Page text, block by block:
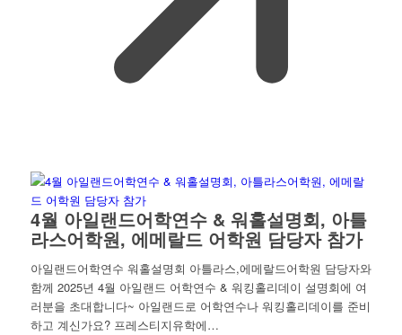
4월 아일랜드어학연수 & 워홀설명회, 아틀
라스어학원, 에메랄드 어학원 담당자 참가
아일랜드어학연수 워홀설명회 아틀라스,에메랄드어학원 담당자와
함께 2025년 4월 아일랜드 어학연수 & 워킹홀리데이 설명회에 여
러분을 초대합니다~ 아일랜드로 어학연수나 워킹홀리데이를 준비
하고 계신가요? 프레스티지유학에…